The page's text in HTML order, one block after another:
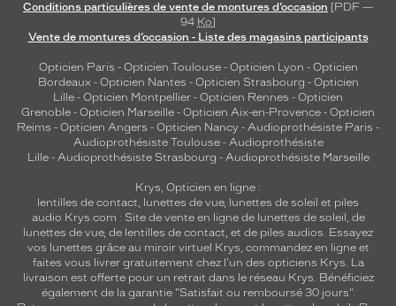
Conditions particulières de vente de montures d’occasion [PDF —
94 Ko]
Vente de montures d’occasion - Liste des magasins participants
Opticien Paris - Opticien Toulouse- Opticien Lyon - Opticien
Bordeaux- Opticien Nantes - Opticien Strasbourg - Opticien
Lille - Opticien Montpellier - Opticien Rennes - Opticien
Grenoble - Opticien Marseille - Opticien Aix-en-Provence - Opticien
Reims - Opticien Angers - Opticien Nancy - Audioprothésiste Paris -
Audioprothésiste Toulouse- Audioprothésiste
Lille- Audioprothésiste Strasbourg - Audioprothésiste Marseille
Krys, Opticien en ligne :
lentilles de contact, lunettes de vue, lunettes de soleil et piles
audio Krys.com : Site de vente en ligne de lunettes de soleil, de
lunettes de vue, de lentilles de contact, et de piles audios. Essayez
vos lunettes grâce au miroir virtuel Krys, commandez en ligne et
faites vous livrer gratuitement chez l'un des opticiens Krys. La
livraison est offerte pour un retrait dans le réseau Krys. Bénéficiez
également de la garantie "Satisfait ou remboursé 30 jours".